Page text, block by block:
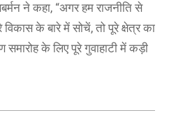
ने कहा, “अगर हम राजनीति से
के बारे में सोचें, तो पूरे क्षेत्र का
के लिए पूरे गुवाहाटी में कड़ी